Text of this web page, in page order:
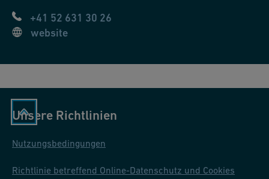
+41 52 631 30 26
website
Unsere Richtlinien
Nutzungsbedingungen
Richtlinie betreffend Online-Datenschutz und Cookies